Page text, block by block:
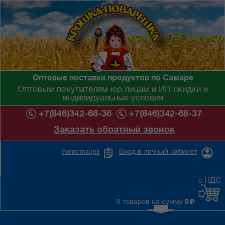
Оптовые поставки продуктов по Самаре
Оптовым покупателям юр.лицам и ИП скидки и
индивидуальные условия
+7(846)342-68-36
+7(846)342-68-37
Заказать обратный звонок
Вход в личный кабинет
Регистрация
0 товаров на сумму 0 c
с НДС